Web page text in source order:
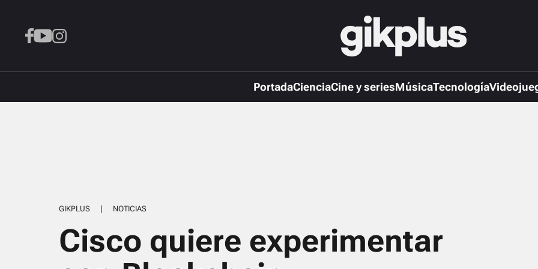
PortadaCienciaCine y seriesMúsicaTecnología
GIKPLUS | NOTICIAS
Cisco quiere experimentar